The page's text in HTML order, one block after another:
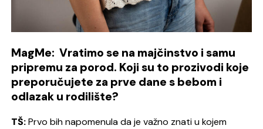
MagMe: Vratimo se na majčinstvo i samu
pripremu za porod. Koji su to prozivodi koje
preporučujete za prve dane s bebom i
odlazak u rodilište?
TŠ:Prvo bih napomenula da je važno znati u kojem